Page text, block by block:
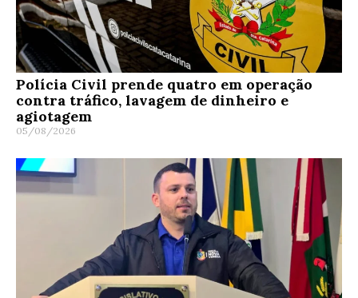
Polícia Civil prende quatro em operação
contra tráfico, lavagem de dinheiro e
agiotagem
05/08/2026